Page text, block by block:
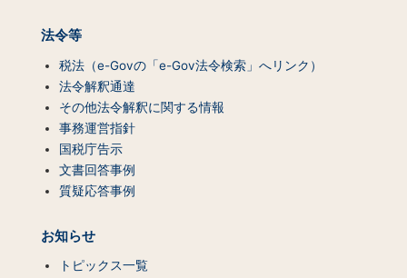
法令等
税法（e-Govの「e-Gov法令検索」へリンク）
法令解釈通達
その他法令解釈に関する情報
事務運営指針
国税庁告示
文書回答事例
質疑応答事例
お知らせ
トピックス一覧